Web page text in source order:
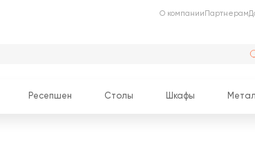
О компании Партнерам
Ресепшен Столы Шкафы